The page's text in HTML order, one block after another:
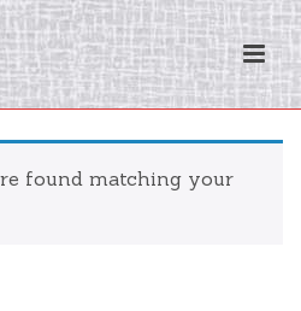
found matching your